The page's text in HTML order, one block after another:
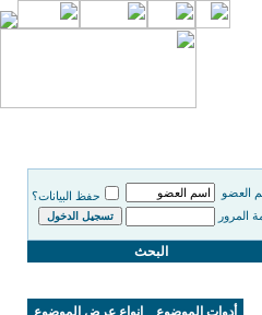
العضو
حفظ البيانات؟
المرور
البحث
أدوات الموضوع
انواع عرض الموضوع